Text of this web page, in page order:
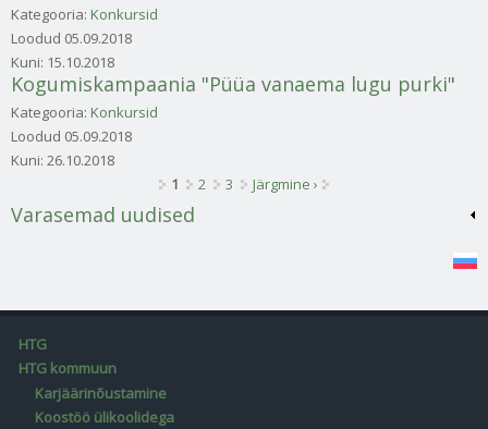
Kategooria: Konkursid
Loodud 05.09.2018
Kuni: 15.10.2018
Kogumiskampaania "Püüa vanaema lugu purki"
Kategooria: Konkursid
Loodud 05.09.2018
Kuni: 26.10.2018
1 2 3 Järgmine ›
Varasemad uudised
HTG
HTG kommuun
Karjäärinõustamine
Koostöö ülikoolidega